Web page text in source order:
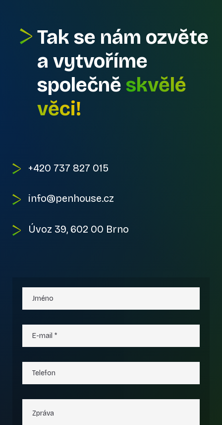
Tak se nám ozvěte
a vytvoříme
společně skvělé
věci!
+420 737 827 015
info@penhouse.cz
Úvoz 39, 602 00 Brno